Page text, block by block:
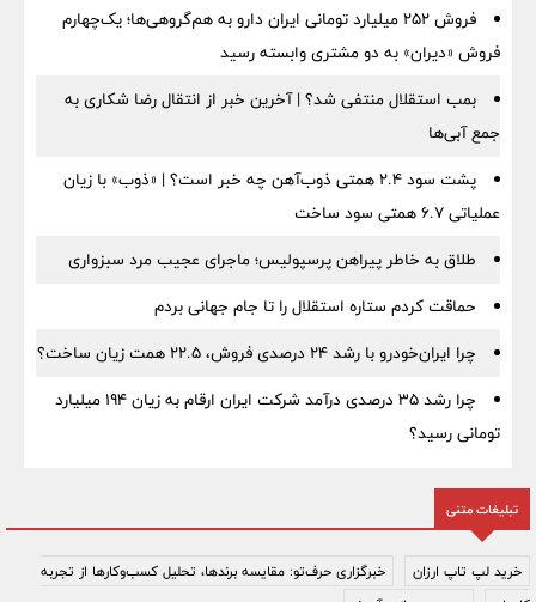
فروش ۲۵۲ میلیارد تومانی ایران دارو به هم‌گروهی‌ها؛ یک‌چهارم
فروش «دیران» به دو مشتری وابسته رسید
بمب استقلال منتفی شد؟ | آخرین خبر از انتقال رضا شکاری به
جمع آبی‌ها
پشت سود ۲.۴ همتی ذوب‌آهن چه خبر است؟ | «ذوب» با زیان
عملیاتی ۶.۷ همتی سود ساخت
طلاق به خاطر پیراهن پرسپولیس؛ ماجرای عجیب مرد سبزواری
حماقت کردم ستاره استقلال را تا جام جهانی بردم
چرا ایران‌خودرو با رشد ۲۴ درصدی فروش، ۲۲.۵ همت زیان ساخت؟
چرا رشد ۳۵ درصدی درآمد شرکت ایران ارقام به زیان ۱۹۴ میلیارد
تومانی رسید؟
تبلیغات متنی
خرید لپ تاپ ارزان
خبرگزاری حرف‌تو: مقایسه برندها، تحلیل کسب‌وکارها از تجربه